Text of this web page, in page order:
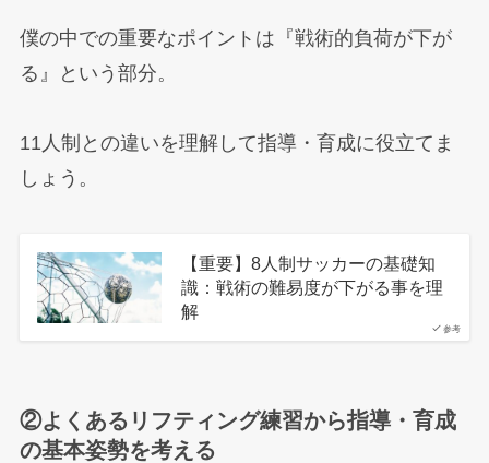
僕の中での重要なポイントは『戦術的負荷が下が
る』という部分。
11人制との違いを理解して指導・育成に役立てま
しょう。
参考
【重要】8人制サッカーの基礎知
識：戦術の難易度が下がる事を理
解
②よくあるリフティング練習から指導・育成
の基本姿勢を考える